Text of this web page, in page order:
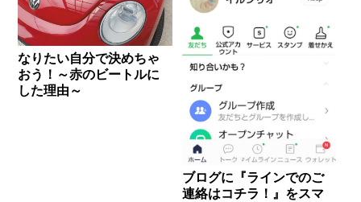
なりたい自分で決めちゃ
おう！～赤のビートルに
した理由～
ブログに『ラインでのご
連絡はコチラ！』をスマ